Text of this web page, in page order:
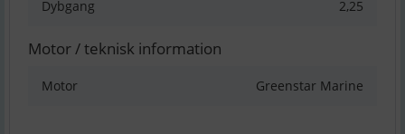
Dybgang 2,25
Motor / teknisk information
Motor Greenstar Marine